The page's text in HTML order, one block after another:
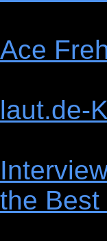
Ace
laut.de-
the Best